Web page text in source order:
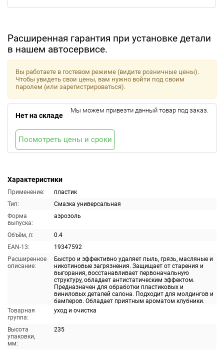
Расширенная гарантия при установке детали
в нашем автосервисе.
Характеристики
Применение:
пластик
Тип:
Смазка универсальная
Форма
выпуска:
аэрозоль
Объём, л:
0.4
EAN-13:
19347592
Расширенное
описание:
Быстро и эффективно удаляет пыль, грязь, масляные и
никотиновые загрязнения. Защищает от старения и
выгорания, восстанавливает первоначальную
структуру, обладает антистатическим эффектом.
Предназначен для обработки пластиковых и
виниловых деталей салона. Подходит для молдингов и
бамперов. Обладает приятным ароматом клубники.
Товарная
группа:
уход и очистка
Высота
упаковки,
мм:
235
Вы работаете в гостевом режиме (видите розничные цены).
Чтобы увидеть свои цены, вам нужно войти под своим
паролем (или зарегистрироваться).
Нет на складе
Мы можем привезти данный товар под заказ.
Посмотреть цены и сроки